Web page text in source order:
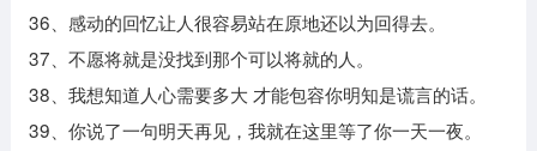
36、感动的回忆让人很容易站在原地还以为回得去。
37、不愿将就是没找到那个可以将就的人。
38、我想知道人心需要多大 才能包容你明知是谎言的话。
39、你说了一句明天再见，我就在这里等了你一天一夜。